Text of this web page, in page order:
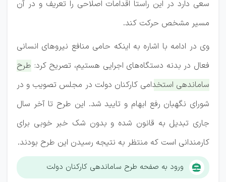
سعی دارد در این راستا اقدامات اصلاحی را تعریف و در آن
مسیر مشخص حرکت کند.
وی در ادامه با اشاره به اینکه حامی منافع نیرو‌های انسانی
فعال در بدنه دستگاه‌های اجرایی هستیم، تصریح کرد: طرح
ساماندهی استخدامی کارکنان دولت در مجلس تصویب و در
شورای نگهبان رفع ابهام و تایید شد. این طرح تا آخر سال
جاری تبدیل به قانون شده و بدون شک خبر خوبی برای
کارمندانی است که منتظر به نتیجه رسیدن این طرح بودند.
ورود به صفحه طرح ساماندهی کارکنان دولت